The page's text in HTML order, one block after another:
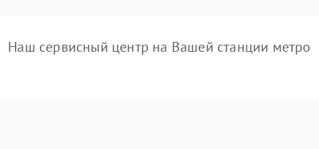
Наш сервисный центр на Вашей станции метро